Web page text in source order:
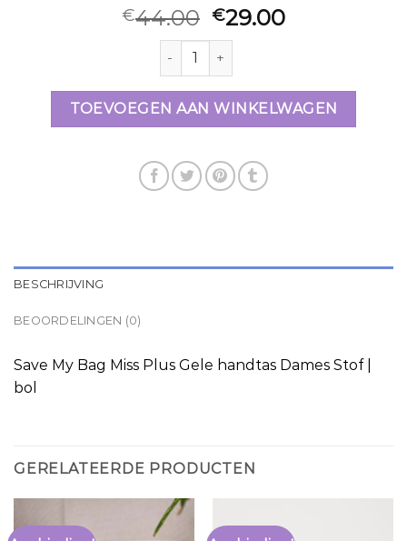
€44.00 €29.00
gele handtas aantal
TOEVOEGEN AAN WINKELWAGEN
BESCHRIJVING
BEOORDELINGEN (0)
Save My Bag Miss Plus Gele handtas Dames Stof |
bol
GERELATEERDE PRODUCTEN